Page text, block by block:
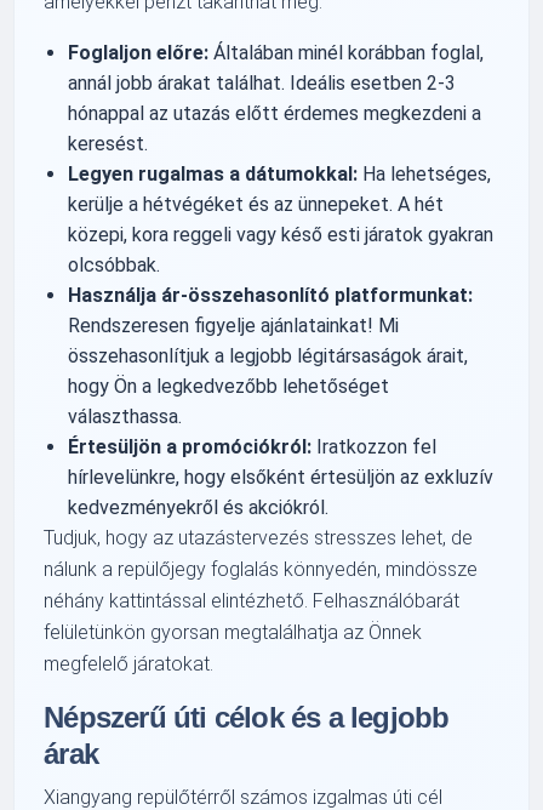
Foglaljon előre: Általában minél korábban foglal,
annál jobb árakat találhat. Ideális esetben 2-3
hónappal az utazás előtt érdemes megkezdeni a
keresést.
Legyen rugalmas a dátumokkal: Ha lehetséges,
kerülje a hétvégéket és az ünnepeket. A hét
közepi, kora reggeli vagy késő esti járatok gyakran
olcsóbbak.
Használja ár-összehasonlító platformunkat:
Rendszeresen figyelje ajánlatainkat! Mi
összehasonlítjuk a legjobb légitársaságok árait,
hogy Ön a legkedvezőbb lehetőséget
választhassa.
Értesüljön a promóciókról: Iratkozzon fel
hírlevelünkre, hogy elsőként értesüljön az exkluzív
kedvezményekről és akciókról.
Tudjuk, hogy az utazástervezés stresszes lehet, de
nálunk a repülőjegy foglalás könnyedén, mindössze
néhány kattintással elintézhető. Felhasználóbarát
felületünkön gyorsan megtalálhatja az Önnek
megfelelő járatokat.
Népszerű úti célok és a legjobb
árak
Xiangyang repülőtérről számos izgalmas úti cél